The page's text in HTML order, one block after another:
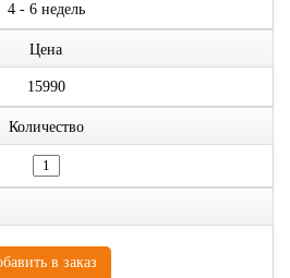
4 - 6 недель
Цена
15990
Количество